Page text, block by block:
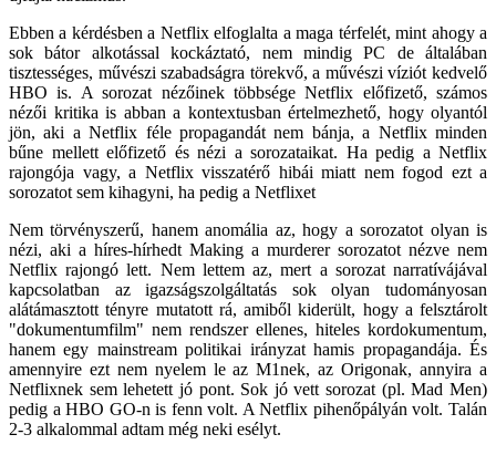
Ebben a kérdésben a Netflix elfoglalta a maga térfelét, mint ahogy a
sok bátor alkotással kockáztató, nem mindig PC de általában
tisztességes, művészi szabadságra törekvő, a művészi víziót kedvelő
HBO is. A sorozat nézőinek többsége Netflix előfizető, számos
nézői kritika is abban a kontextusban értelmezhető, hogy olyantól
jön, aki a Netflix féle propagandát nem bánja, a Netflix minden
bűne mellett előfizető és nézi a sorozataikat. Ha pedig a Netflix
rajongója vagy, a Netflix visszatérő hibái miatt nem fogod ezt a
sorozatot sem kihagyni, ha pedig a Netflixet
Nem törvényszerű, hanem anomália az, hogy a sorozatot olyan is
nézi, aki a híres-hírhedt Making a murderer sorozatot nézve nem
Netflix rajongó lett. Nem lettem az, mert a sorozat narratívájával
kapcsolatban az igazságszolgáltatás sok olyan tudományosan
alátámasztott tényre mutatott rá, amiből kiderült, hogy a felsztárolt
"dokumentumfilm" nem rendszer ellenes, hiteles kordokumentum,
hanem egy mainstream politikai irányzat hamis propagandája. És
amennyire ezt nem nyelem le az M1nek, az Origonak, annyira a
Netflixnek sem lehetett jó pont. Sok jó vett sorozat (pl. Mad Men)
pedig a HBO GO-n is fenn volt. A Netflix pihenőpályán volt. Talán
2-3 alkalommal adtam még neki esélyt.